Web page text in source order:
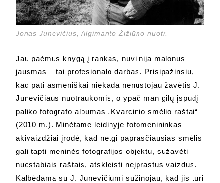
Jonas Junevičius, Algimanto Žižiūno nuotr.
Jau paėmus knygą į rankas, nuvilnija malonus
jausmas – tai profesionalo darbas. Prisipažinsiu,
kad pati asmeniškai niekada nenustojau žavėtis J.
Junevičiaus nuotraukomis, o ypač man gilų įspūdį
paliko fotografo albumas „Kvarcinio smėlio raštai“
(2010 m.). Minėtame leidinyje fotomenininkas
akivaizdžiai įrodė, kad netgi paprasčiausias smėlis
gali tapti meninės fotografijos objektu, sužavėti
nuostabiais raštais, atskleisti neįprastus vaizdus.
Kalbėdama su J. Junevičiumi sužinojau, kad jis turi